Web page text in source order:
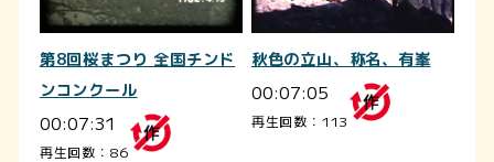
第8回桜まつり 全国チンド
ンコンクール
00:07:31
再生回数：86
秋色の立山、称名、有峯
00:07:05
再生回数：113